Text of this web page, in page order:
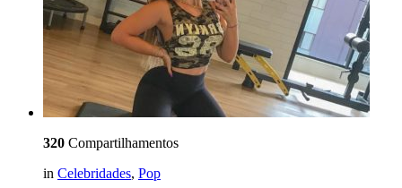
320 Compartilhamentos
in Celebridades, Pop